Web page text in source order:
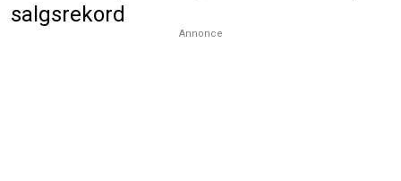
salgsrekord
Annonce